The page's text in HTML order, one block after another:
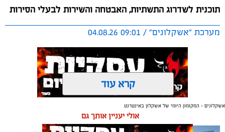
תוכנית לשדרוג התשתיות, האבטחה והשירות לבעלי הסירות
מערכת "אשקלונים" / 09:01 04.08.26
תגים:אשקלון, מרינה
קרא עוד
אשקלונים - המקומון היומי של אשקלון באינטרנט
אולי יעניין אותך גם